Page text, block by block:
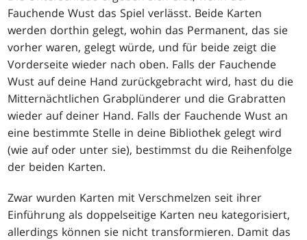
Fauchende Wust das Spiel verlässt. Beide Karten
werden dorthin gelegt, wohin das Permanent, das sie
vorher waren, gelegt würde, und für beide zeigt die
Vorderseite wieder nach oben. Falls der Fauchende
Wust auf deine Hand zurückgebracht wird, hast du die
Mitternächtlichen Grabplünderer und die Grabratten
wieder auf deiner Hand. Falls der Fauchende Wust an
eine bestimmte Stelle in deine Bibliothek gelegt wird
(wie auf oder unter sie), bestimmst du die Reihenfolge
der beiden Karten.
Zwar wurden Karten mit Verschmelzen seit ihrer
Einführung als doppelseitige Karten neu kategorisiert,
allerdings können sie nicht transformieren. Damit das